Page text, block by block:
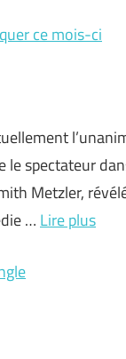
ce mois-ci
spectateur
Metzler,
… Lire plus